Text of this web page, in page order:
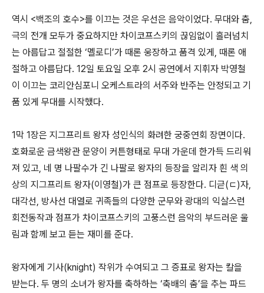
역시 <백조의 호수>를 이끄는 것은 우선은 음악이었다. 무대와 춤,
극의 전개 모두가 중요하지만 차이코프스키의 끊임없이 흘러넘치
는 아름답고 절절한 ‘멜로디’가 때론 웅장하고 품격 있게, 때론 애
절하고 아름답다. 12일 토요일 오후 2시 공연에서 지휘자 박영철
이 이끄는 코리안심포니 오케스트라의 서주와 반주는 안정되고 기
품 있게 무대를 시작했다.
1막 1장은 지그프리트 왕자 성인식의 화려한 궁중연회 장면이다.
호화로운 금색왕관 문양이 커튼형태로 무대 가운데 한가득 드리워
져 있고, 네 명 나팔수가 긴 나팔로 왕자의 등장을 알리자 흰 색 의
상의 지그프리트 왕자(이영철)가 큰 점프로 등장한다. 디귿(ㄷ)자,
대각선, 방사선 대열로 귀족들의 다양한 군무와 광대의 익살스런
회전동작과 점프가 차이코프스키의 고풍스런 음악의 부드러운 울
림과 함께 보고 듣는 재미를 준다.
왕자에게 기사(knight) 작위가 수여되고 그 증표로 왕자는 칼을
받는다. 두 명의 소녀가 왕자를 축하하는 ‘축배의 춤’을 추는 파드